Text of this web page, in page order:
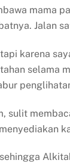
mama
Jalan
karena
sulit